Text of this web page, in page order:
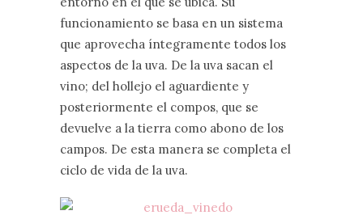
funcionamiento se basa en un sistema
que aprovecha íntegramente todos los
aspectos de la uva. De la uva sacan el
vino; del hollejo el aguardiente y
posteriormente el compos, que se
devuelve a la tierra como abono de los
campos. De esta manera se completa el
ciclo de vida de la uva.